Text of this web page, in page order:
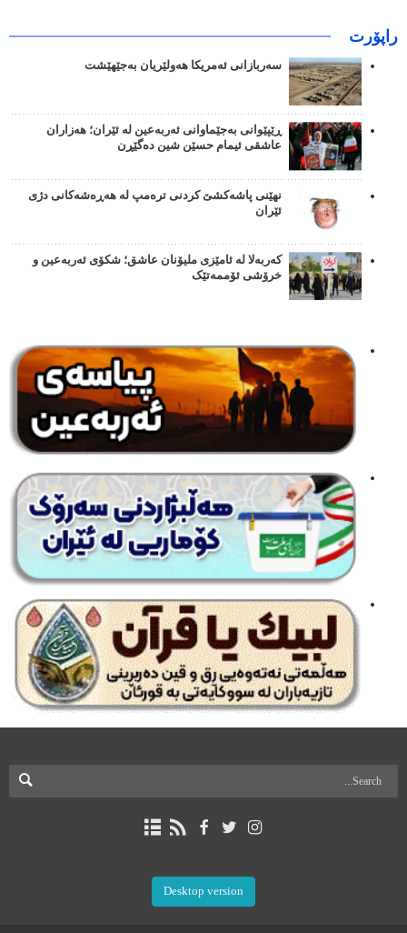
راپۆرت
سەربازانی ئەمریکا هەولێریان بەجێهێشت
ڕێپێوانی بەجێماوانی ئەربەعین لە ئێران؛ هەزاران
عاشقی ئیمام حسێن شین دەگێڕن
نهێنی پاشەکشێ کردنی ترەمپ لە هەڕەشەکانی دژی
ئێران
کەربەلا لە ئامێزی ملیۆنان عاشق؛ شکۆی ئەربەعین و
خرۆشی ئۆممەتێک
Desktop version